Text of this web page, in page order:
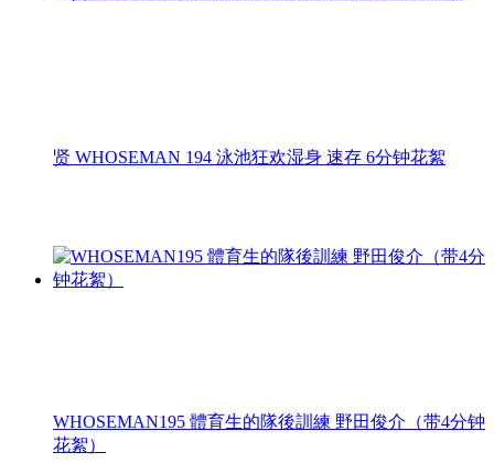
贤 WHOSEMAN 194 泳池狂欢湿身 速存 6分钟花絮
WHOSEMAN195 體育生的隊後訓練 野田俊介（带4分钟
花絮）